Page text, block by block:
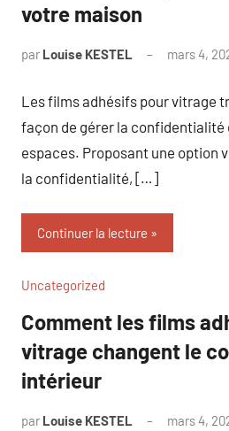
votre maison
par Louise KESTEL mars 4,
Les films adhésifs pour vitrage
façon de gérer la confidentialité
espaces. Proposant une option
la confidentialité, […]
Continuer la lecture
Uncategorized
Comment les films
vitrage changent le
intérieur
par Louise KESTEL mars 4,